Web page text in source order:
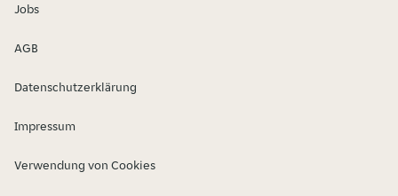
Jobs
AGB
Datenschutzerklärung
Impressum
Verwendung von Cookies